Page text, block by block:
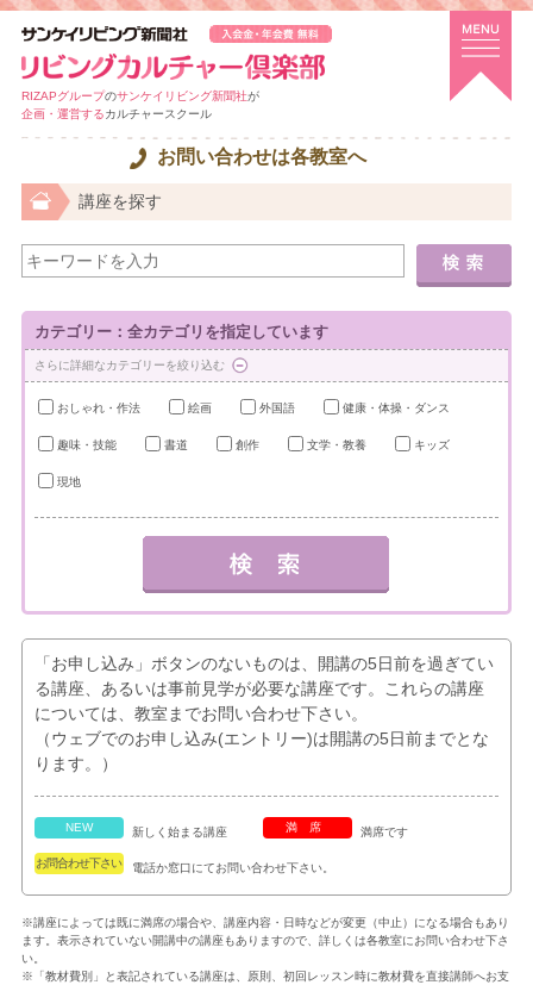
RIZAPグループのサンケイリビング新聞社が
企画・運営するカルチャースクール
お問い合わせは各教室へ
講座を探す
カテゴリー：全カテゴリを指定しています
さらに詳細なカテゴリーを絞り込む
おしゃれ・作法 絵画 外国語 健康・体操・ダンス
趣味・技能 書道 創作 文学・教養 キッズ
現地
「お申し込み」ボタンのないものは、開講の5日前を過ぎてい
る講座、あるいは事前見学が必要な講座です。これらの講座
については、教室までお問い合わせ下さい。
（ウェブでのお申し込み(エントリー)は開講の5日前までとな
ります。）
NEW 新しく始まる講座 満席 満席です
お問合わせ下さい 電話か窓口にてお問い合わせ下さい。
※講座によっては既に満席の場合や、講座内容・日時などが変更（中止）になる場合もあり
ます。表示されていない開講中の講座もありますので、詳しくは各教室にお問い合わせ下さ
い。
※「教材費別」と表記されている講座は、原則、初回レッスン時に教材費を直接講師へお支